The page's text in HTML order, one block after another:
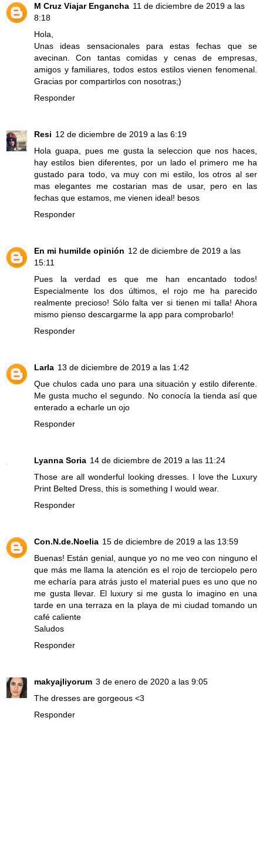
M Cruz Viajar Engancha 11 de diciembre de 2019 a las
8:18
Hola,
Unas ideas sensacionales para estas fechas que se
avecinan. Con tantas comidas y cenas de empresas,
amigos y familiares, todos estos estilos vienen fenomenal.
Gracias por compartirlos con nosotras;)
Responder
Resi 12 de diciembre de 2019 a las 6:19
Hola guapa, pues me gusta la seleccion que nos haces,
hay estilos bien diferentes, por un lado el primero me ha
gustado para todo, va muy con mi estilo, los otros al ser
mas elegantes me costarian mas de usar, pero en las
fechas que estamos, me vienen ideal! besos
Responder
En mi humilde opinión 12 de diciembre de 2019 a las
15:11
Pues la verdad es que me han encantado todos!
Especialmente los dos últimos, el rojo me ha parecido
realmente precioso! Sólo falta ver si tienen mi talla! Ahora
mismo pienso descargarme la app para comprobarlo!
Responder
Larla 13 de diciembre de 2019 a las 1:42
Que chulos cada uno para una situación y estilo diferente.
Me gusta mucho el segundo. No conocía la tienda así que
enterado a echarle un ojo
Responder
Lyanna Soria 14 de diciembre de 2019 a las 11:24
Those are all wonderful looking dresses. I love the Luxury
Print Belted Dress, this is something I would wear.
Responder
Con.N.de.Noelia 15 de diciembre de 2019 a las 13:59
Buenas! Están genial, aunque yo no me veo con ninguno el
que más me llama la atención es el rojo de terciopelo pero
me echaría para atrás justo el material pues es uno que no
me gusta llevar. El luxury si me gusta lo imagino en una
tarde en una terraza en la playa de mi ciudad tomando un
café caliente
Saludos
Responder
makyajliyorum 3 de enero de 2020 a las 9:05
The dresses are gorgeous <3
Responder